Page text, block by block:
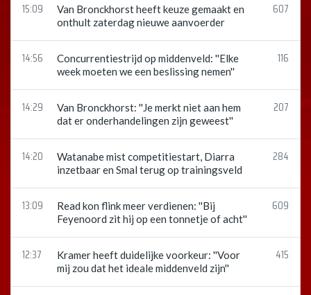
15:09
Van Bronckhorst heeft keuze gemaakt en
onthult zaterdag nieuwe aanvoerder
607
14:56
Concurrentiestrijd op middenveld: ''Elke
week moeten we een beslissing nemen''
116
14:29
Van Bronckhorst: ''Je merkt niet aan hem
dat er onderhandelingen zijn geweest''
207
14:20
Watanabe mist competitiestart, Diarra
inzetbaar en Smal terug op trainingsveld
284
13:09
Read kon flink meer verdienen: ''Bij
Feyenoord zit hij op een tonnetje of acht''
609
12:37
Kramer heeft duidelijke voorkeur: ''Voor
mij zou dat het ideale middenveld zijn''
415